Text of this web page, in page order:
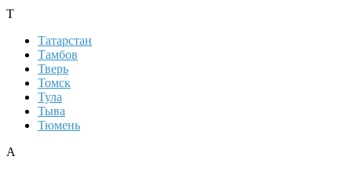
Т
Татарстан
Тамбов
Тверь
Томск
Тула
Тыва
Тюмень
А